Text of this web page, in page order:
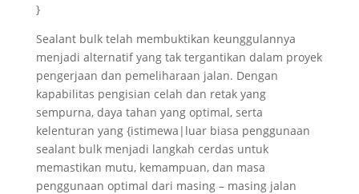
}
Sealant bulk telah membuktikan keunggulannya
menjadi alternatif yang tak tergantikan dalam proyek
pengerjaan dan pemeliharaan jalan. Dengan
kapabilitas pengisian celah dan retak yang
sempurna, daya tahan yang optimal, serta
kelenturan yang {istimewa|luar biasa penggunaan
sealant bulk menjadi langkah cerdas untuk
memastikan mutu, kemampuan, dan masa
penggunaan optimal dari masing – masing jalan